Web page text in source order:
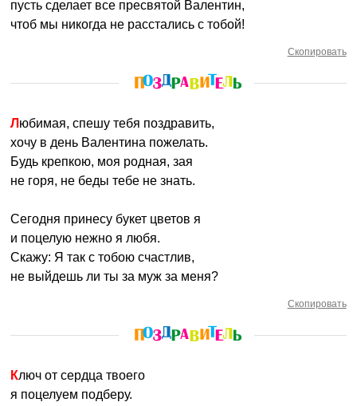
пусть сделает все пресвятой Валентин,
чтоб мы никогда не расстались с тобой!
Скопировать
Любимая, спешу тебя поздравить,
хочу в день Валентина пожелать.
Будь крепкою, моя родная, зая
не горя, не беды тебе не знать.
Сегодня принесу букет цветов я
и поцелую нежно я любя.
Скажу: Я так с тобою счастлив,
не выйдешь ли ты за муж за меня?
Скопировать
Ключ от сердца твоего
я поцелуем подберу.